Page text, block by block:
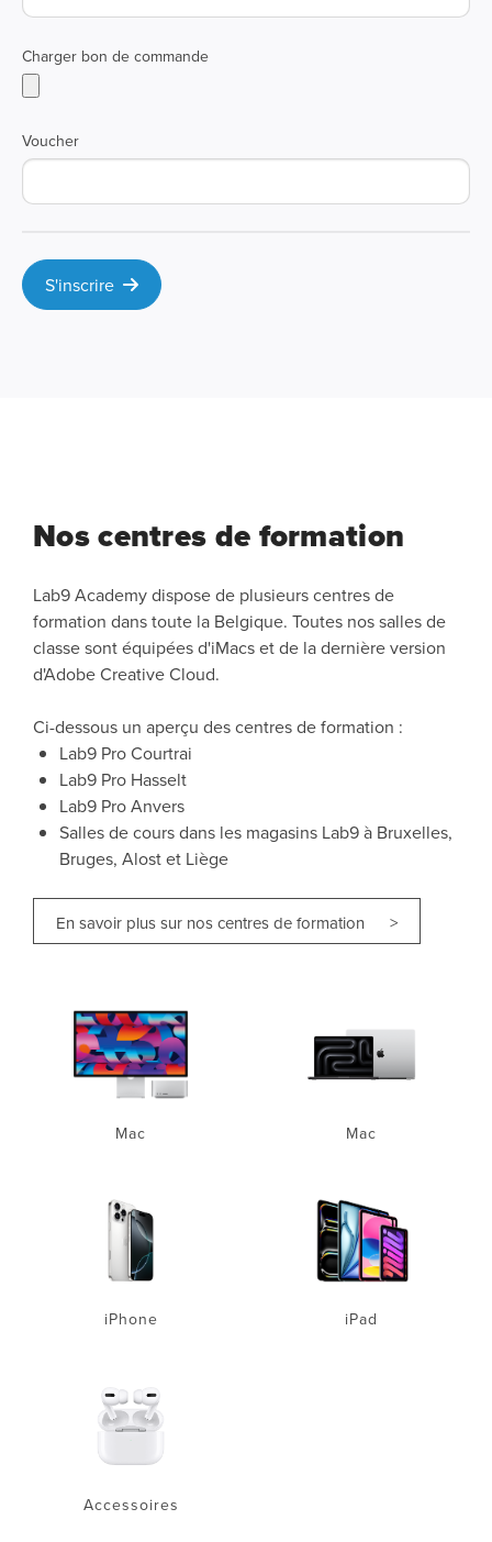
Charger bon de commande
Voucher
S'inscrire
Nos centres de formation
Lab9 Academy dispose de plusieurs centres de
formation dans toute la Belgique. Toutes nos salles de
classe sont équipées d'iMacs et de la dernière version
d'Adobe Creative Cloud.
Ci-dessous un aperçu des centres de formation :
Lab9 Pro Courtrai
Lab9 Pro Hasselt
Lab9 Pro Anvers
Salles de cours dans les magasins Lab9 à Bruxelles,
Bruges, Alost et Liège
En savoir plus sur nos centres de formation >
Mac Mac
iPhone iPad
Accessoires